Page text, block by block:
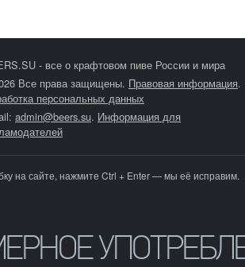
- все о крафтовом пиве России и мира
Все права защищены. Правовая информация.
персональных данных
admin@beers.su. Информация для
на сайте, нажмите Ctrl + Enter — мы её исправим.